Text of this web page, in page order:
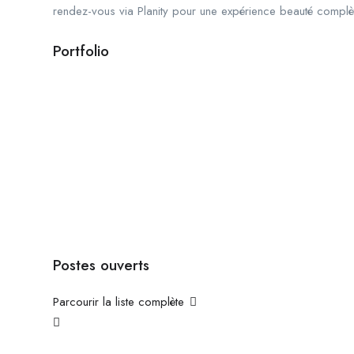
rendez-vous via Planity pour une expérience beauté
Portfolio
Postes ouverts
Parcourir la liste complète